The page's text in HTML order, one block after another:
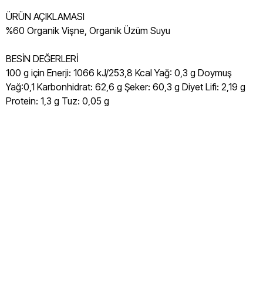
ÜRÜN AÇIKLAMASI
%60 Organik Vişne, Organik Üzüm Suyu
BESİN DEĞERLERİ
100 g için Enerji: 1066 kJ/253,8 Kcal Yağ: 0,3 g Doymuş
Yağ:0,1 Karbonhidrat: 62,6 g Şeker: 60,3 g Diyet Lifi: 2,19 g
Protein: 1,3 g Tuz: 0,05 g